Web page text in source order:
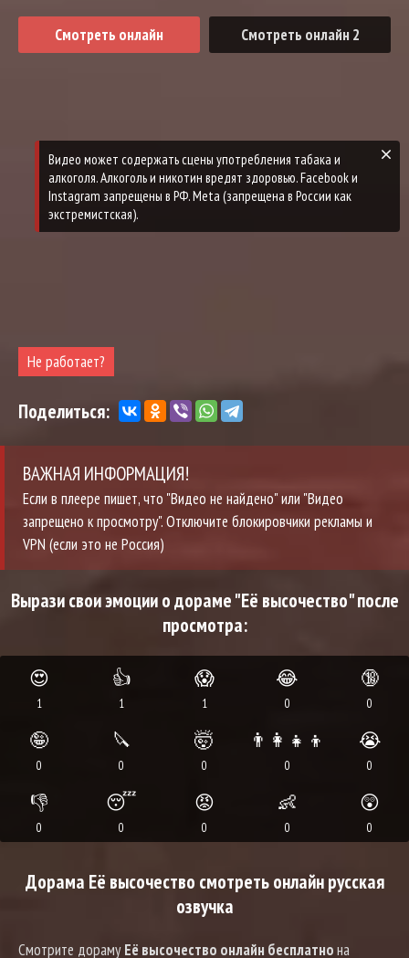
Смотреть онлайн Смотреть онлайн 2
Не работает?
Поделиться:
ВАЖНАЯ ИНФОРМАЦИЯ!
Если в плеере пишет, что "Видео не найдено" или "Видео
запрещено к просмотру". Отключите блокировчики рекламы и
VPN (если это не Россия)
Вырази свои эмоции о дораме "Её высочество" после
просмотра:
😍
1
👍
1
😱
1
😂
0
🔞
0
🤪
0
🔪
0
🤯
0
👨‍👩‍👧‍👦
0
😭
0
👎
0
😴
0
😡
0
👶
0
😲
0
Дорама Её высочество смотреть онлайн русская
озвучка
Смотрите дорамуЕё высочество онлайн бесплатнона